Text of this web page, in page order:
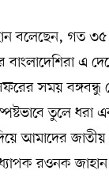
বলেছেন, গত
এ
সময় বঙ্গবন্ধু
তুলে ধরা
আমাদের জাতীয়
রওনক